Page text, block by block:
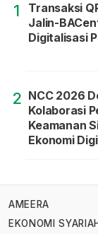
1
Transaksi
Jalin-
Digitalisasi
2 NCC 2026
Kolaborasi
Keamanan
Ekonomi
AMEERA
EKONOMI SYARIAH